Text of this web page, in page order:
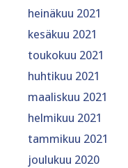
heinäkuu 2021
kesäkuu 2021
toukokuu 2021
huhtikuu 2021
maaliskuu 2021
helmikuu 2021
tammikuu 2021
joulukuu 2020